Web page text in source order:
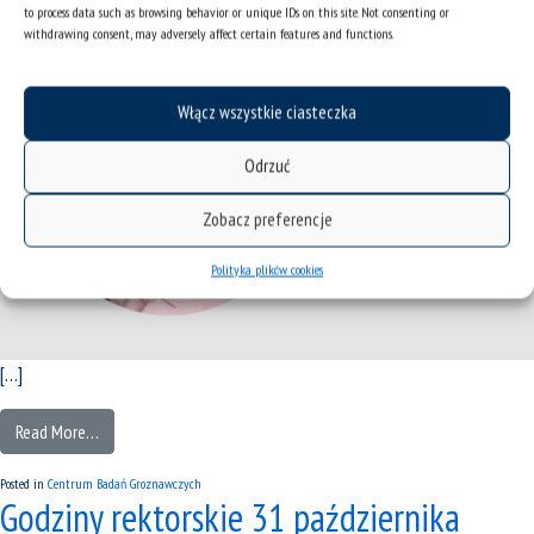
to process data such as browsing behavior or unique IDs on this site. Not consenting or
withdrawing consent, may adversely affect certain features and functions.
Włącz wszystkie ciasteczka
Odrzuć
Zobacz preferencje
Polityka plików cookies
[…]
Read More…
Posted in Centrum Badań Groznawczych
Godziny rektorskie 31 października